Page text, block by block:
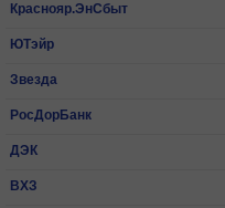
Краснояр.ЭнСбыт
ЮТэйр
Звезда
РосДорБанк
ДЭК
ВХЗ